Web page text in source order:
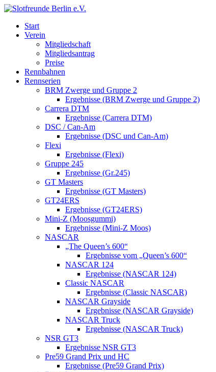
Start
Verein
Mitgliedschaft
Mitgliedsantrag
Preise
Rennbahnen
Rennserien
BRM Zwerge und Gruppe 2
Ergebnisse (BRM Zwerge und Gruppe 2)
Carrera DTM
Ergebnisse (Carrera DTM)
DSC / Can-Am
Ergebnisse (DSC und Can-Am)
Flexi
Ergebnisse (Flexi)
Gruppe 245
Ergebnisse (Gr.245)
GT Masters
Ergebnisse (GT Masters)
GT24ERS
Ergebnisse (GT24ERS)
Mini-Z (Moosgummi)
Ergebnisse (Mini-Z Moos)
NASCAR
„The Queen’s 600“
Ergebnisse vom „Queen’s 600“
NASCAR 124
Ergebnisse (NASCAR 124)
Classic NASCAR
Ergebnisse (Classic NASCAR)
NASCAR Grayside
Ergebnisse (NASCAR Grayside)
NASCAR Truck
Ergebnisse (NASCAR Truck)
NSR GT3
Ergebnisse NSR GT3
Pre59 Grand Prix und HC
Ergebnisse (Pre59 Grand Prix)